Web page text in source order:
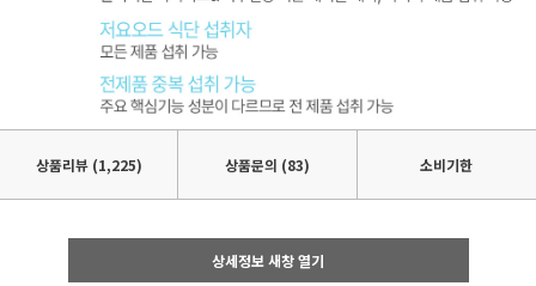
상품리뷰 (1,225) 상품문의 (83) 소비기한
상세정보 새창 열기